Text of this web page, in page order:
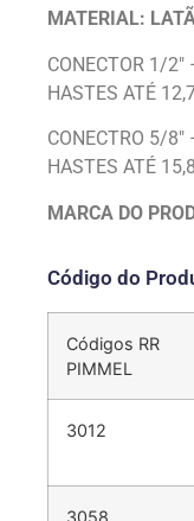
MATERIAL:
CONECTOR 1/2″
HASTES ATÉ
CONECTRO 5/8″
HASTES ATÉ
MARCA DO
Código do
Códigos RR
PIMMEL
3012
3058